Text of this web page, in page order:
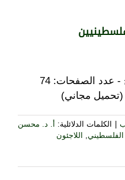
- تأليف: د. محسن محمد صالح - عدد الصفحات: 74
الكلمات الدلائلية: أ. د. محسن
اللاجئون